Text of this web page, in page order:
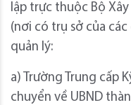
lập trực thuộc Bộ
(nơi có trụ sở của
quản lý:
a) Trường Trung cấp
chuyển về UBND